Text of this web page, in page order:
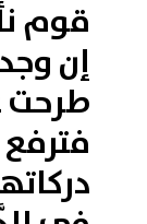
قوم
إن
طرحت
فترفع